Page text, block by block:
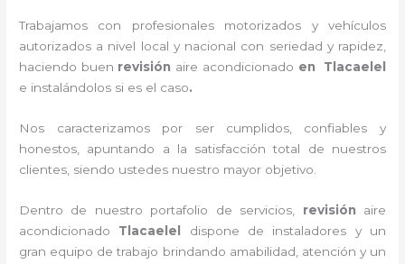
Trabajamos con profesionales motorizados y vehículos
autorizados a nivel local y nacional con seriedad y rapidez,
haciendo buen revisión aire acondicionado en Tlacaelel
e instalándolos si es el caso.
Nos caracterizamos por ser cumplidos, confiables y
honestos, apuntando a la satisfacción total de nuestros
clientes, siendo ustedes nuestro mayor objetivo.
Dentro de nuestro portafolio de servicios, revisión aire
acondicionado Tlacaelel
dispone de instaladores y un
gran equipo de trabajo brindando amabilidad, atención y un